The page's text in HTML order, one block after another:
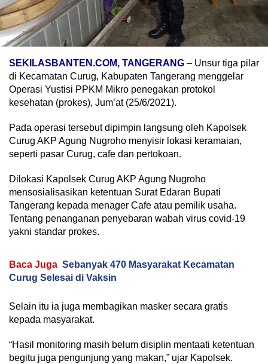
SEKILASBANTEN.COM, TANGERANG – Unsur tiga pilar
di Kecamatan Curug, Kabupaten Tangerang menggelar
Operasi Yustisi PPKM Mikro penegakan protokol
kesehatan (prokes), Jum’at (25/6/2021).
Pada operasi tersebut dipimpin langsung oleh Kapolsek
Curug AKP Agung Nugroho menyisir lokasi keramaian,
seperti pasar Curug, cafe dan pertokoan.
Dilokasi Kapolsek Curug AKP Agung Nugroho
mensosialisasikan ketentuan Surat Edaran Bupati
Tangerang kepada menager Cafe atau pemilik usaha.
Tentang penanganan penyebaran wabah virus covid-19
yakni standar prokes.
Baca Juga Sebanyak 470 Masyarakat Kecamatan
Curug Selesai di Vaksin
Selain itu ia juga membagikan masker secara gratis
kepada masyarakat.
“Hasil monitoring masih belum disiplin mentaati ketentuan
begitu juga pengunjung yang makan,” ujar Kapolsek.